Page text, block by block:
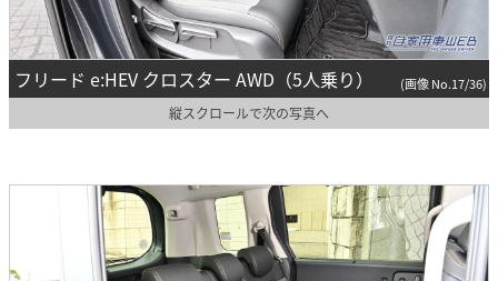
フリード e:HEV クロスター AWD（5人乗り） (画像 No.17/36)
縦スクロールで次の写真へ